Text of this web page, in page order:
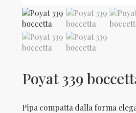
Poyat 339
Pipa compatta dalla forma